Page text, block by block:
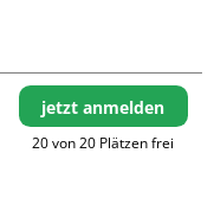
jetzt anmelden
20 von 20 Plätzen frei